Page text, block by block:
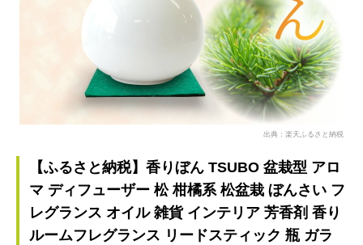
出典：楽天ふるさと納税
【ふるさと納税】香りぼん TSUBO 盆栽型 アロ
マ ディフューザー 松 柑橘系 松盆栽 ぼんさい フ
レグランス オイル 雑貨 インテリア 芳香剤 香り
ルームフレグランス リードスティック 瓶 ガラ